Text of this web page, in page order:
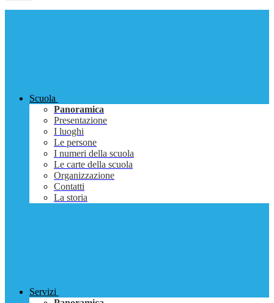
Scuola
Panoramica
Presentazione
I luoghi
Le persone
I numeri della scuola
Le carte della scuola
Organizzazione
Contatti
La storia
Servizi